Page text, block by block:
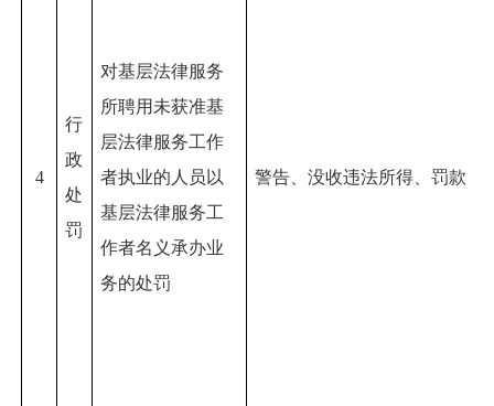
4
行
政
处
罚
对基层法律服务
所聘用未获准基
层法律服务工作
者执业的人员以
基层法律服务工
作者名义承办业
务的处罚
警告、没收违法所得、罚款